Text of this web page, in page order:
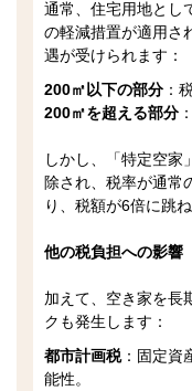
通常、住宅用地とし
の軽減措置が適用さ
遇が受けられます：
200㎡以下の部分 ：
200㎡を超える部分
しかし、「特定空家
除され、税率が通常
り、税額が6倍に跳
他の税負担への影響
加えて、空き家を長
クも発生します：
都市計画税：固定資
能性。